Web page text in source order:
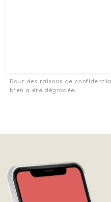
Pour des raisons de
bien a été dégradée.